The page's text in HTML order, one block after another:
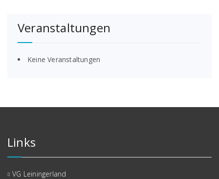
Veranstaltungen
Keine Veranstaltungen
Links
VG Leiningerland